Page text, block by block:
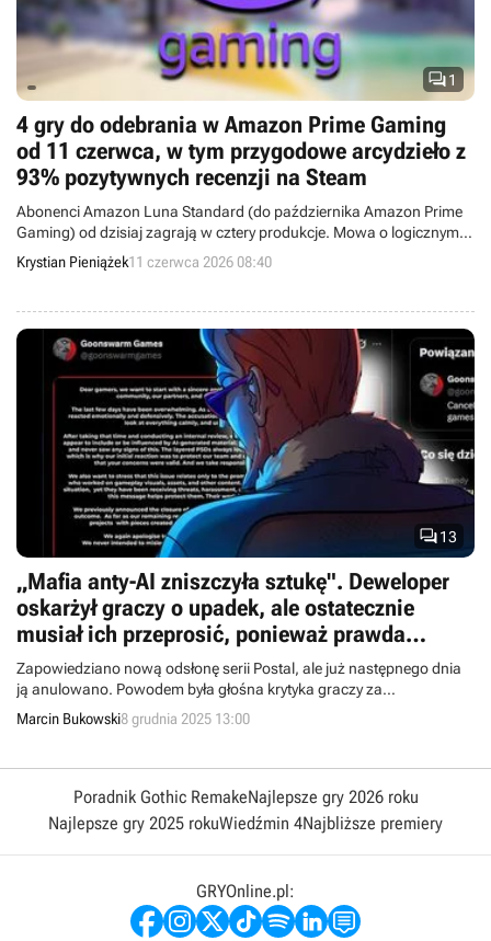
1
4 gry do odebrania w Amazon Prime Gaming
od 11 czerwca, w tym przygodowe arcydzieło z
93% pozytywnych recenzji na Steam
Abonenci Amazon Luna Standard (do października Amazon Prime
Gaming) od dzisiaj zagrają w cztery produkcje. Mowa o logicznym
Tested on Humans, przygodowym Paradise Killerze, pełnym akcji
G.I. Joe: Wrath of Cobra czy wreszcie taktycznym RPG Sin Slayers:
Krystian Pieniążek11 czerwca 2026 08:40
13
„Mafia anty-AI zniszczyła sztukę". Deweloper
oskarżył graczy o upadek, ale ostatecznie
musiał ich przeprosić, ponieważ prawda
okazała się inna
Zapowiedziano nową odsłonę serii Postal, ale już następnego dnia
ją anulowano. Powodem była głośna krytyka graczy za
wykorzystanie generatywnego AI.
Marcin Bukowski8 grudnia 2025 13:00
Poradnik Gothic RemakeNajlepsze gry 2026 roku
Najlepsze gry 2025 rokuWiedźmin 4Najbliższe premiery
GRYOnline.pl: